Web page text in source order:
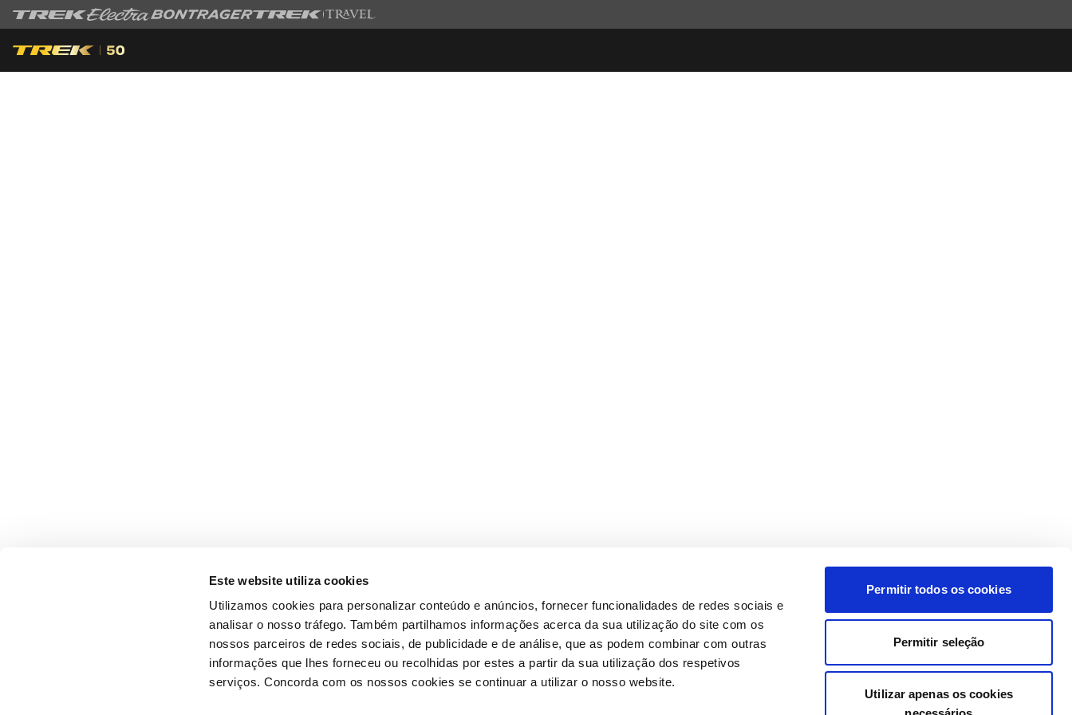
Este website utiliza cookies
Utilizamos cookies para personalizar conteúdo e anúncios, fornecer funcionalidades de redes sociais e
analisar o nosso tráfego. Também partilhamos informações acerca da sua utilização do site com os
nossos parceiros de redes sociais, de publicidade e de análise, que as podem combinar com outras
informações que lhes forneceu ou recolhidas por estes a partir da sua utilização dos respetivos
serviços. Concorda com os nossos cookies se continuar a utilizar o nosso website.
Permitir todos os cookies
Permitir seleção
Utilizar apenas os cookies